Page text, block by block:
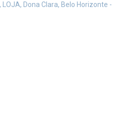
Dona Clara, Belo Horizonte -